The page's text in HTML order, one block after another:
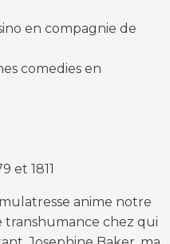
en compagnie de
comedies en
et 1811
anime notre
chez qui